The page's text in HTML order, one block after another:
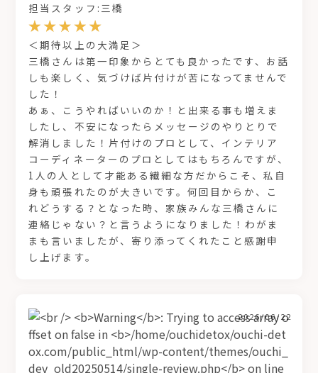
担当スタッフ:三橋
＜期待以上の大満足＞
三橋さんは第一印象からとても良かったです、お話
しも楽しく、気づけば片付けが苦になってませんで
した！
あぁ、こうやればいいのか！と出来る事も増えま
したし、不安になったらメッセージのやりとりで
解消しました！片付けのプロとして、インテリア
コーディネーターのプロとしてはもちろんですが、
1人の人として才能ある繊細な方だからこそ、私自
身も頑張れたのが大きいです。何回目からか、こ
れどうする？となった時、家族みんな三橋さんに
連絡じゃない？と言うようになりました！わがま
まも言いましたが、寄り添ってくれたこと感謝申
し上げます。
2026/06/22